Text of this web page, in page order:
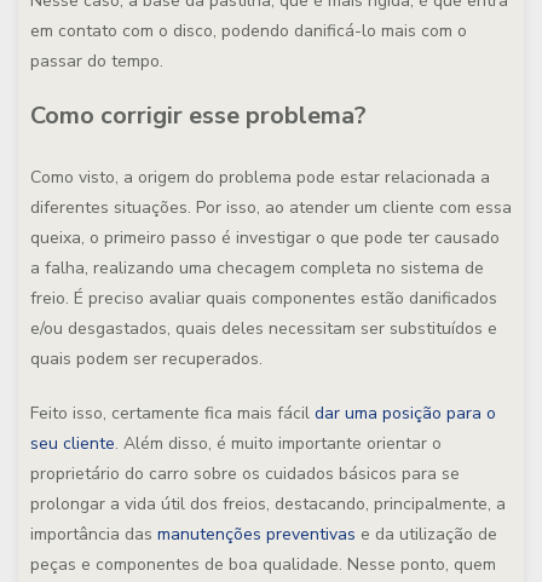
em contato com o disco, podendo danificá-lo mais com o
passar do tempo.
Como corrigir esse problema?
Como visto, a origem do problema pode estar relacionada a
diferentes situações. Por isso, ao atender um cliente com essa
queixa, o primeiro passo é investigar o que pode ter causado
a falha, realizando uma checagem completa no sistema de
freio. É preciso avaliar quais componentes estão danificados
e/ou desgastados, quais deles necessitam ser substituídos e
quais podem ser recuperados.
Feito isso, certamente fica mais fácil dar uma posição para o
seu cliente. Além disso, é muito importante orientar o
proprietário do carro sobre os cuidados básicos para se
prolongar a vida útil dos freios, destacando, principalmente, a
importância das manutenções preventivas e da utilização de
peças e componentes de boa qualidade. Nesse ponto, quem